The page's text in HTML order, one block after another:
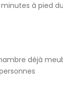
minutes à pied
déjà